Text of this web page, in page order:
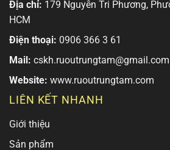
Địa chỉ: 179 Nguyễn Tri Phương,
HCM
Điện thoại: 0906 366 3 61
Mail: cskh.ruoutrungtam@gmail.com
Website: www.ruoutrungtam.com
LIÊN KẾT NHANH
Giới thiệu
Sản phẩm